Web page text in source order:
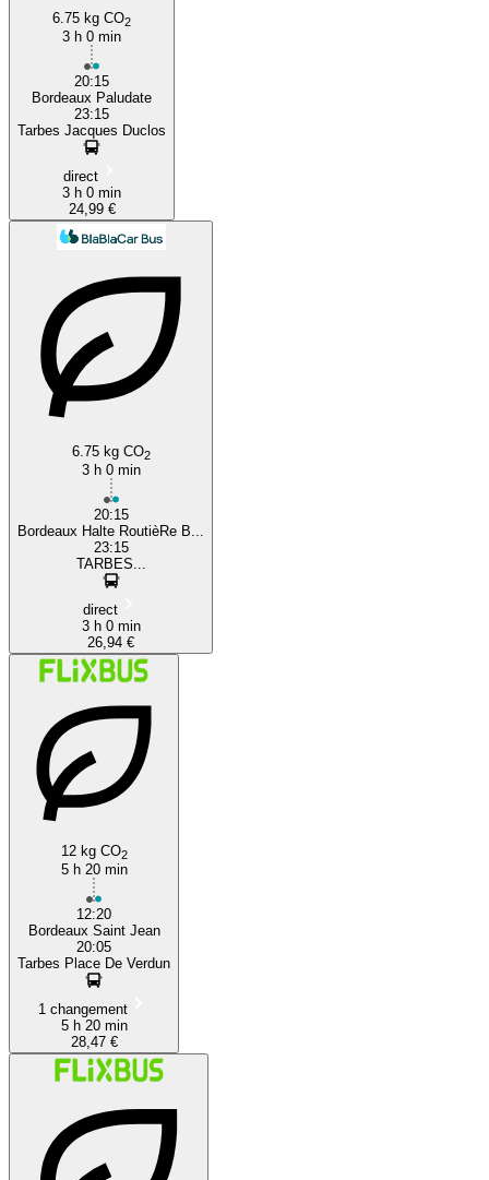
6.75 kg CO2
3 h 0 min
20:15
Bordeaux Paludate
23:15
Tarbes Jacques Duclos
direct
3 h 0 min
24,99 €
6.75 kg CO2
3 h 0 min
20:15
Bordeaux Halte RoutièRe B...
23:15
TARBES...
direct
3 h 0 min
26,94 €
12 kg CO2
5 h 20 min
12:20
Bordeaux Saint Jean
20:05
Tarbes Place De Verdun
1 changement
5 h 20 min
28,47 €